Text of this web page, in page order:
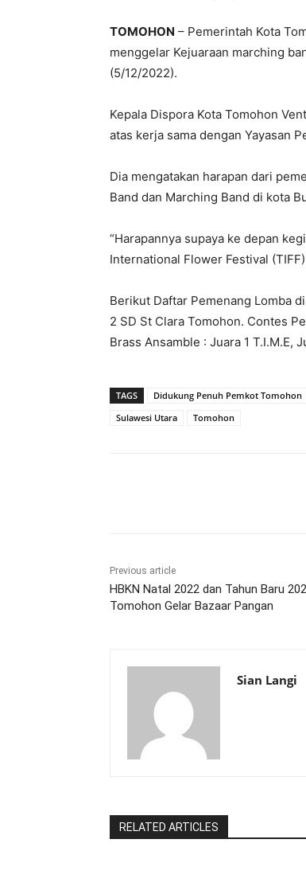
TOMOHON – Pemerintah Kota
menggelar Kejuaraan marching
(5/12/2022).
Kepala Dispora Kota Tomohon
atas kerja sama dengan Yayasan
Dia mengatakan harapan dari
Band dan Marching Band di kota
“Harapannya supaya ke depan
International Flower Festival
Berikut Daftar Pemenang Lomba
2 SD St Clara Tomohon. Contes
Brass Ansamble : Juara 1 T.I.M.E,
TAGS Didukung Penuh Pemkot Tomohon
Sulawesi Utara
Tomohon
Previous article
HBKN Natal 2022 dan Tahun Baru
Tomohon Gelar Bazaar Pangan
Sian Langi
RELATED ARTICLES